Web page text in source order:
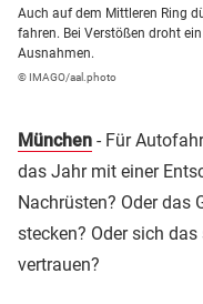
Auch auf dem Mittleren Ring
fahren. Bei Verstößen droht
Ausnahmen.
© IMAGO/aal.photo
München - Für
das Jahr mit einer
Nachrüsten? Oder das
stecken? Oder sich
vertrauen?